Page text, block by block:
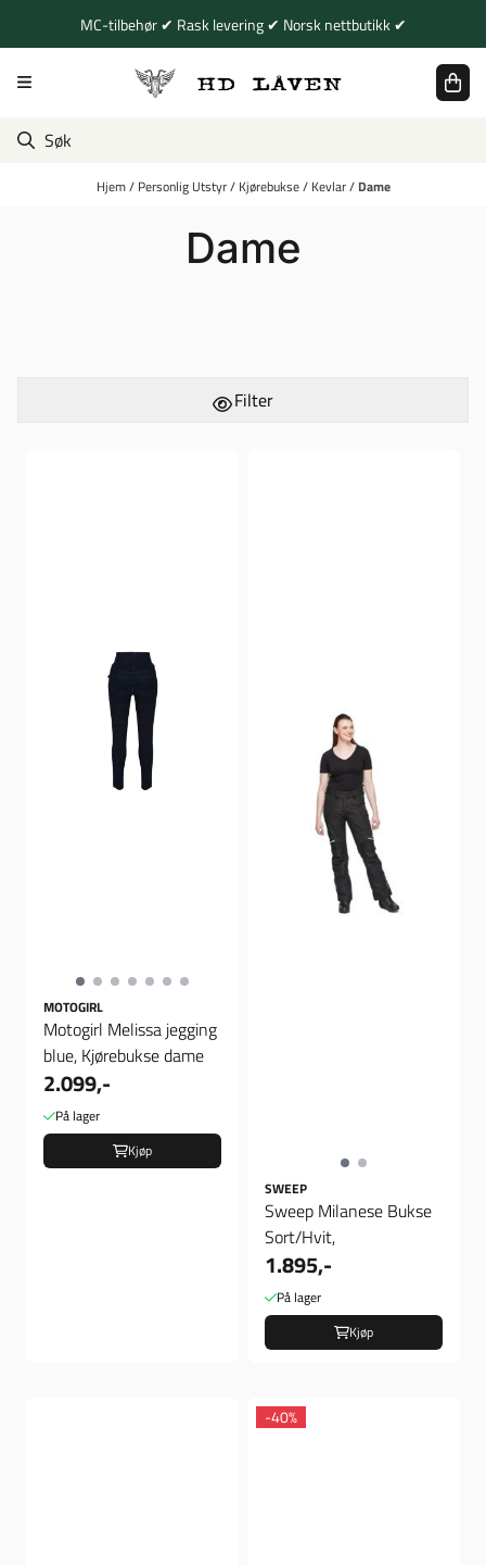
Hopp til innholdMC-tilbehør ✔ Rask levering ✔ Norsk nettbutikk ✔
Hjem/ Personlig Utstyr/ Kjørebukse/ Kevlar/ Dame
Dame
Filter
MOTOGIRL
Motogirl Melissa jegging
blue, Kjørebukse dame
2.099,-
På lager
Kjøp
SWEEP
Sweep Milanese Bukse
Sort/Hvit,
1.895,-
På lager
Kjøp
-40%